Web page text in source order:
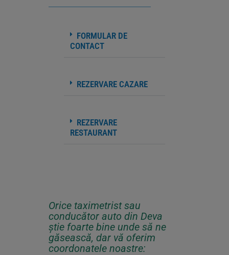
FORMULAR DE
CONTACT
REZERVARE CAZARE
REZERVARE
RESTAURANT
Orice taximetrist sau
conducător auto din Deva
știe foarte bine unde să ne
găsească, dar vă oferim
coordonatele noastre: